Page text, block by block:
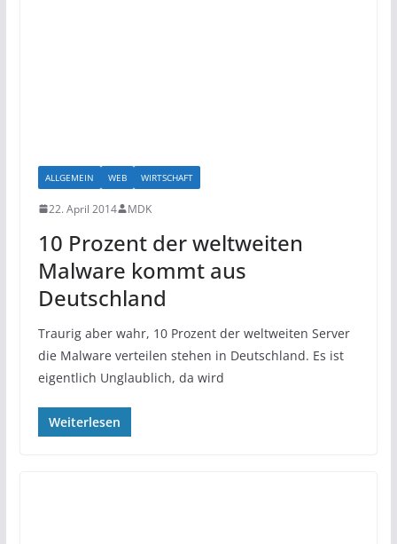
ALLGEMEIN WEB WIRTSCHAFT
22. April 2014 MDK
10 Prozent der weltweiten
Malware kommt aus
Deutschland
Traurig aber wahr, 10 Prozent der weltweiten Server
die Malware verteilen stehen in Deutschland. Es ist
eigentlich Unglaublich, da wird
Weiterlesen